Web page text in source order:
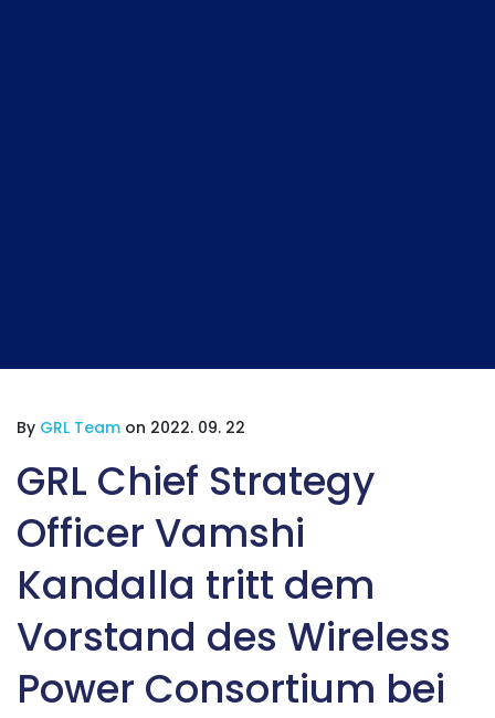
By GRL Team on 2022. 09. 22
GRL Chief Strategy
Officer Vamshi
Kandalla tritt dem
Vorstand des Wireless
Power Consortium bei